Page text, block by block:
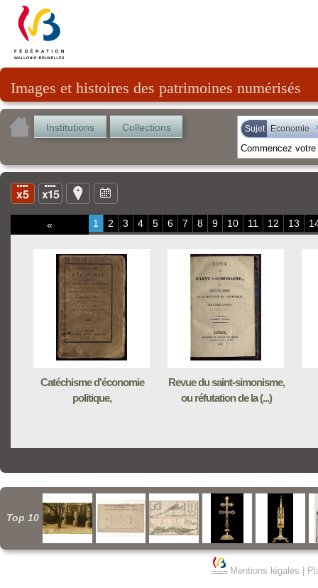
Images et histoires des patrimoines numérisés
Institutions Collections Sujet Economie
« 1 2 3 4 5 6 7 8 9 10 11 12 13
Catéchisme d'économie
politique,
Revue du saint-simonisme,
ou réfutation de la (...)
Top 10
Mentions légales